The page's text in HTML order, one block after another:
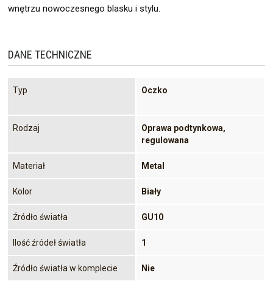
wnętrzu nowoczesnego blasku i stylu.
DANE TECHNICZNE
Typ Oczko
Rodzaj
Oprawa podtynkowa,
regulowana
Materiał Metal
Kolor Biały
Źródło światła GU10
Ilość źródeł światła 1
Źródło światła w komplecie Nie